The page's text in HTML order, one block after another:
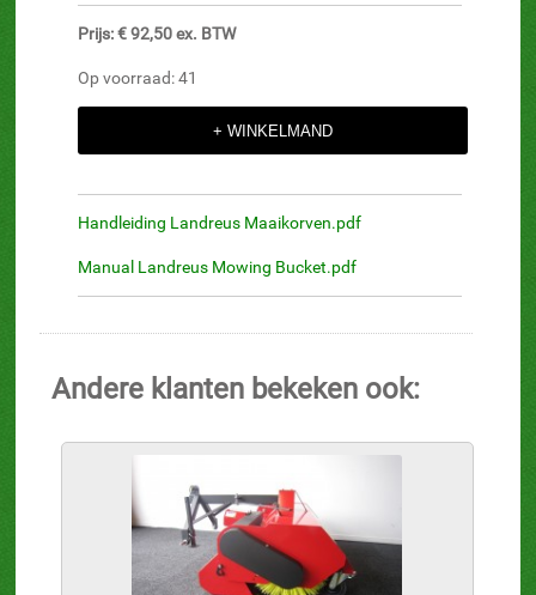
Prijs: € 92,50 ex. BTW
Op voorraad: 41
Handleiding Landreus Maaikorven.pdf
Manual Landreus Mowing Bucket.pdf
Andere klanten bekeken ook: